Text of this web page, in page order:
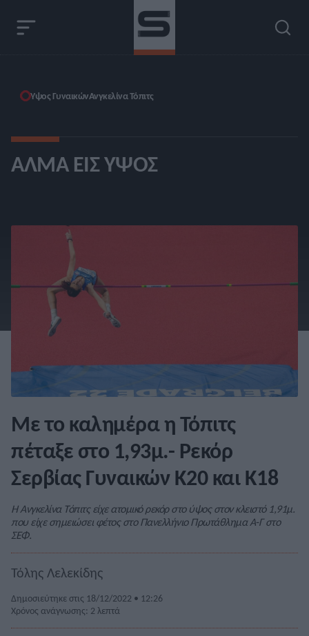
Ύψος ΓυναικώνΑνγκελίνα Τόπιτς
ΆΛΜΑ ΕΙΣ ΎΨΟΣ
Με το καλημέρα η Τόπιτς
πέταξε στο 1,93μ.- Ρεκόρ
Σερβίας Γυναικών Κ20 και Κ18
Η Ανγκελίνα Τόπιτς είχε ατομικό ρεκόρ στο ύψος στον κλειστό 1,91μ.
που είχε σημειώσει φέτος στο Πανελλήνιο Πρωτάθλημα Α-Γ στο
ΣΕΦ.
Τόλης Λελεκίδης
Δημοσιεύτηκε στις 18/12/2022 • 12:26
Χρόνος ανάγνωσης: 2 λεπτά